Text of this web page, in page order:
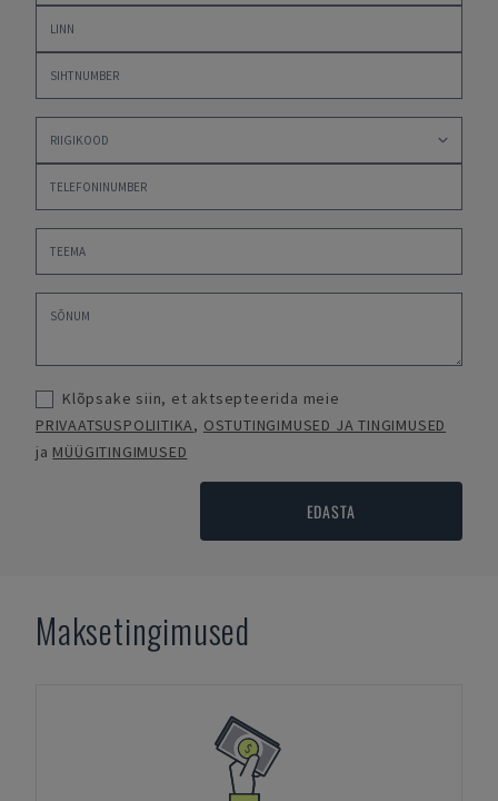
Klõpsake siin, et aktsepteerida meie
PRIVAATSUSPOLIITIKA, OSTUTINGIMUSED JA TINGIMUSED
ja MÜÜGITINGIMUSED
EDASTA
Maksetingimused